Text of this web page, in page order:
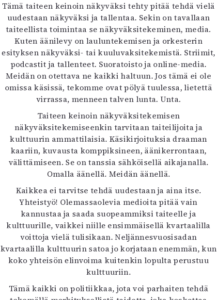
Tämä taiteen keinoin näkyväksi tehty pitää tehdä vielä
uudestaan näkyväksi ja tallentaa. Sekin on tavallaan
taiteellista toimintaa se näkyväksitekeminen, media.
Kuten äänilevy on lauluntekemisen ja orkesterin
esityksen näkyväksi- tai kuuluvaksitekemistä. Striimit,
podcastit ja tallenteet. Suoratoisto ja online-media.
Meidän on otettava ne kaikki haltuun. Jos tämä ei ole
omissa käsissä, tekomme ovat pölyä tuulessa, lietettä
virrassa, menneen talven lunta. Unta.
Taiteen keinoin näkyväksitekemisen
näkyväksitekemiseenkin tarvitaan taiteilijoita ja
kulttuurin ammattilaisia. Käsikirjoituksia draaman
kaariin, kuvausta komppiksineen, äänikerrontaan,
välittämiseen. Se on tanssia sähköisellä aikajanalla.
Omalla äänellä. Meidän äänellä.
Kaikkea ei tarvitse tehdä uudestaan ja aina itse.
Yhteistyö! Olemassaolevia medioita pitää vain
kannustaa ja saada suopeammiksi taiteelle ja
kulttuurille, vaikkei niille ensimmäisellä kvartaalilla
voittoja vielä tulisikaan. Neljännesvuosisadan
kvartaalilla kulttuurin satoa jo korjataan enemmän, kun
koko yhteisön elinvoima kuitenkin lopulta perustuu
kulttuuriin.
Tämä kaikki on politiikkaa, jota voi parhaiten tehdä